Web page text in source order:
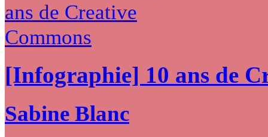
[Infographie] 10 ans de
Sabine Blanc